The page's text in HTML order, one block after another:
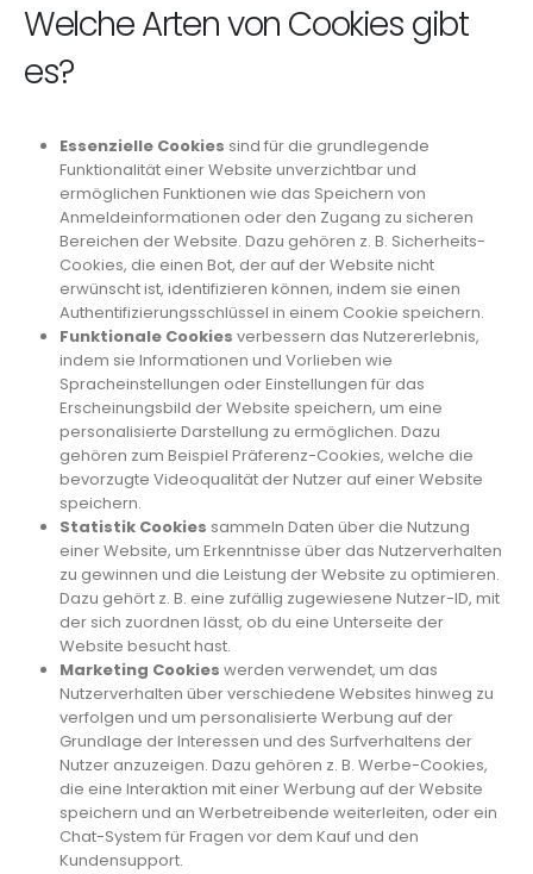
Welche Arten von Cookies gibt
es?
Essenzielle Cookies sind für die grundlegende
Funktionalität einer Website unverzichtbar und
ermöglichen Funktionen wie das Speichern von
Anmeldeinformationen oder den Zugang zu sicheren
Bereichen der Website. Dazu gehören z. B. Sicherheits-
Cookies, die einen Bot, der auf der Website nicht
erwünscht ist, identifizieren können, indem sie einen
Authentifizierungsschlüssel in einem Cookie speichern.
Funktionale Cookies verbessern das Nutzererlebnis,
indem sie Informationen und Vorlieben wie
Spracheinstellungen oder Einstellungen für das
Erscheinungsbild der Website speichern, um eine
personalisierte Darstellung zu ermöglichen. Dazu
gehören zum Beispiel Präferenz-Cookies, welche die
bevorzugte Videoqualität der Nutzer auf einer Website
speichern.
Statistik Cookies sammeln Daten über die Nutzung
einer Website, um Erkenntnisse über das Nutzerverhalten
zu gewinnen und die Leistung der Website zu optimieren.
Dazu gehört z. B. eine zufällig zugewiesene Nutzer-ID, mit
der sich zuordnen lässt, ob du eine Unterseite der
Website besucht hast.
Marketing Cookies werden verwendet, um das
Nutzerverhalten über verschiedene Websites hinweg zu
verfolgen und um personalisierte Werbung auf der
Grundlage der Interessen und des Surfverhaltens der
Nutzer anzuzeigen. Dazu gehören z. B. Werbe-Cookies,
die eine Interaktion mit einer Werbung auf der Website
speichern und an Werbetreibende weiterleiten, oder ein
Chat-System für Fragen vor dem Kauf und den
Kundensupport.